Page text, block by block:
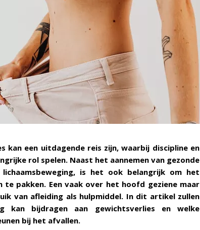
kan een uitdagende reis zijn, waarbij discipline en
rol spelen. Naast het aannemen van gezonde
is het ook belangrijk om het
te pakken. Een vaak over het hoofd geziene maar
van afleiding als hulpmiddel. In dit artikel zullen
kan bijdragen aan gewichtsverlies en welke
bij het afvallen.